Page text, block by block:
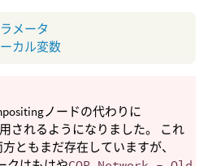
メータ
カル変数
ノードの代わりに
されるようになりました。 これ
ともまだ存在していますが、